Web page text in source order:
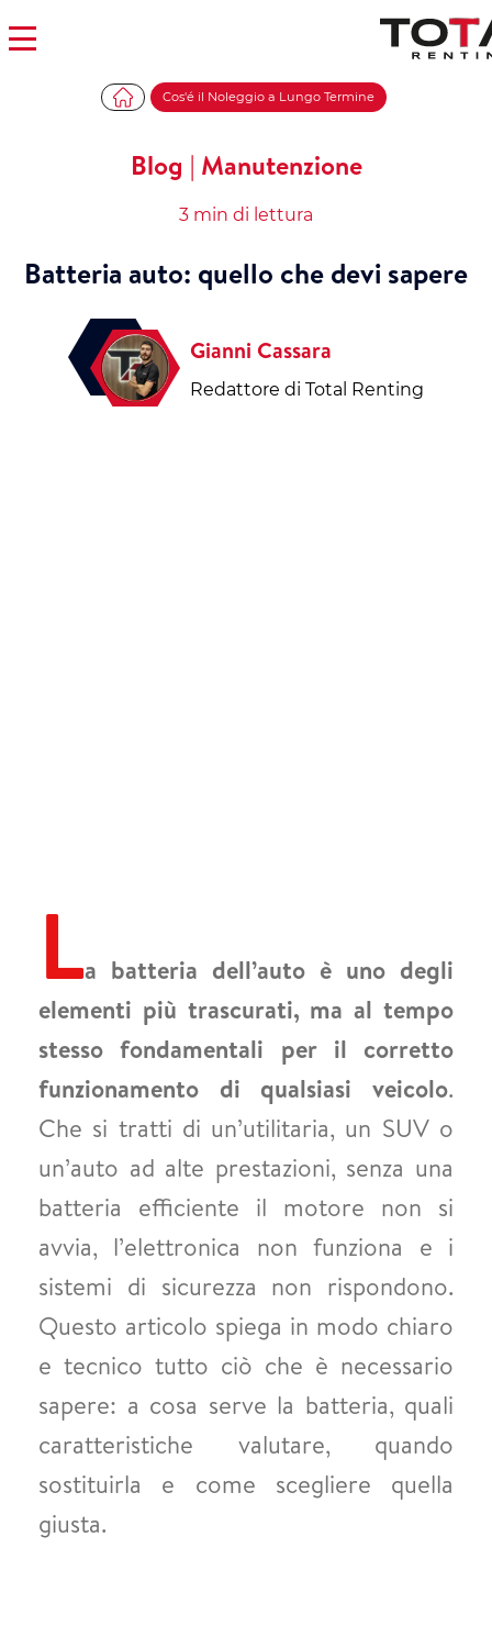
Cos'é il Noleggio a Lungo Termine
Blog | Manutenzione
3 min di lettura
Batteria auto: quello che devi sapere
Gianni Cassara
Redattore di Total Renting
La batteria dell’auto è uno degli
elementi più trascurati, ma al tempo
stesso fondamentali per il corretto
funzionamento di qualsiasi veicolo.
Che si tratti di un’utilitaria, un SUV o
un’auto ad alte prestazioni, senza una
batteria efficiente il motore non si
avvia, l’elettronica non funziona e i
sistemi di sicurezza non rispondono.
Questo articolo spiega in modo chiaro
e tecnico tutto ciò che è necessario
sapere: a cosa serve la batteria, quali
caratteristiche valutare, quando
sostituirla e come scegliere quella
giusta.